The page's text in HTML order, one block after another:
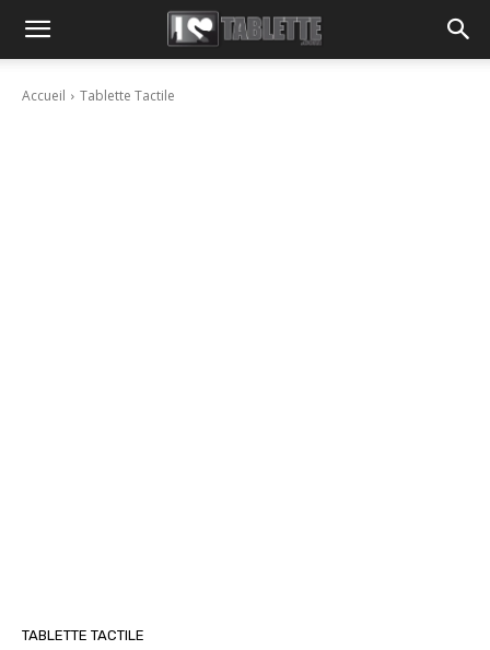
Accueil Tablette Tactile
TABLETTE TACTILE